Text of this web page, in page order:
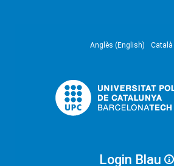
Anglès (English) Català
Login Blau